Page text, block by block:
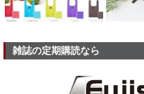
雑誌の定期購読なら